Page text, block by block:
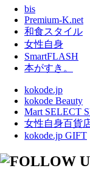
bis
Premium-K.net
和食スタイル
女性自身
SmartFLASH
本がすき。
kokode.jp
kokode Beauty
Mart SELECT
女性自身百貨
kokode.jp GIFT